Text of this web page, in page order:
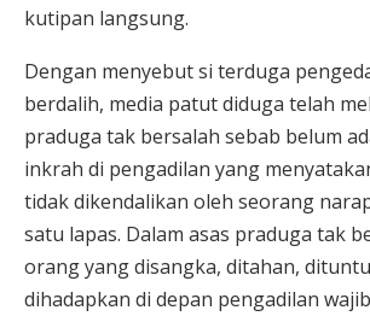
kutipan langsung.
Dengan menyebut si terduga
berdalih, media patut diduga telah
praduga tak bersalah sebab belum
inkrah di pengadilan yang
tidak dikendalikan oleh seorang
satu lapas. Dalam asas praduga tak
orang yang disangka, ditahan,
dihadapkan di depan pengadilan